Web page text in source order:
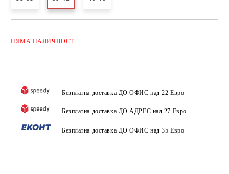
НЯМА НАЛИЧНОСТ
Безплатна доставка ДО ОФИС над 22 Евро
Безплатна доставка ДО АДРЕС над 27 Евро
Безплатна доставка ДО ОФИС над 35 Евро